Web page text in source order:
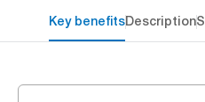
Key benefitsDescription